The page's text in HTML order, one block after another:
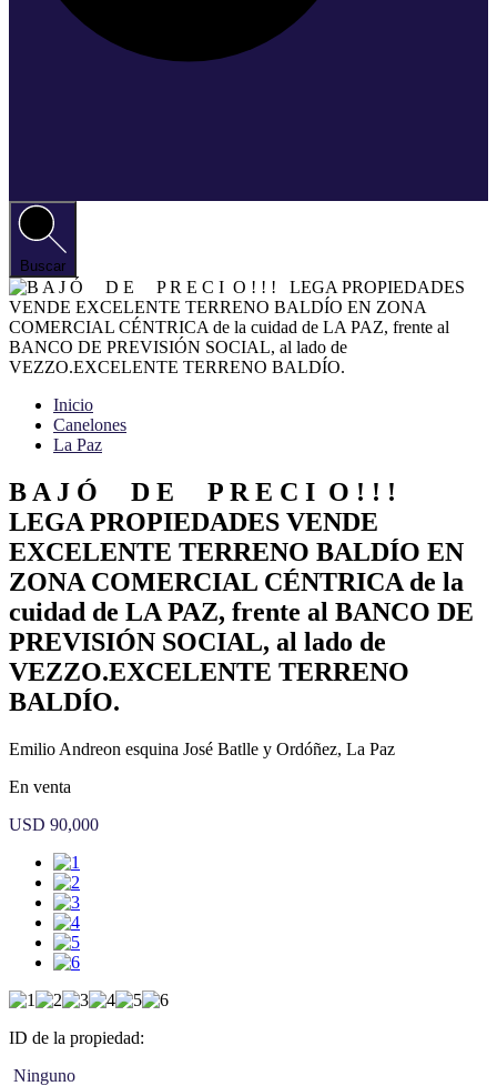
Buscar
Inicio
Canelones
La Paz
B A J Ó D E P R E C I O ! ! !
LEGA PROPIEDADES VENDE
EXCELENTE TERRENO BALDÍO EN
ZONA COMERCIAL CÉNTRICA de la
cuidad de LA PAZ, frente al BANCO DE
PREVISIÓN SOCIAL, al lado de
VEZZO.EXCELENTE TERRENO
BALDÍO.
Emilio Andreon esquina José Batlle y Ordóñez, La Paz
En venta
USD 90,000
ID de la propiedad:
Ninguno